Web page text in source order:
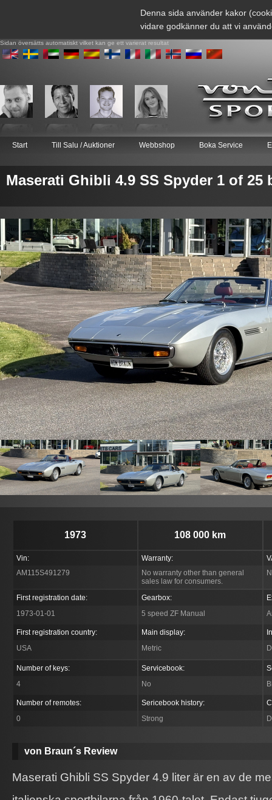
Denna sida använder kakor
vidare godkänner du att vi
Sidan översätts automatiskt vilket kan ge ett varierat resultat
Start Till Salu / Auktioner Webbshop Boka Service
Maserati Ghibli 4.9 SS Spyder 1 of 25
1973 108 000 km
Vin:
AM115S491279
Warranty:
No warranty other than general
sales law for consumers.
First registration date:
1973-01-01
First registration country:
USA
Gearbox:
5 speed ZF Manual
Main display:
Metric
Number of keys:
4
Number of remotes:
0
Servicebook:
No
Sericebook history:
Strong
von Braun´s Review
Maserati Ghibli SS Spyder 4.9 liter är en av de